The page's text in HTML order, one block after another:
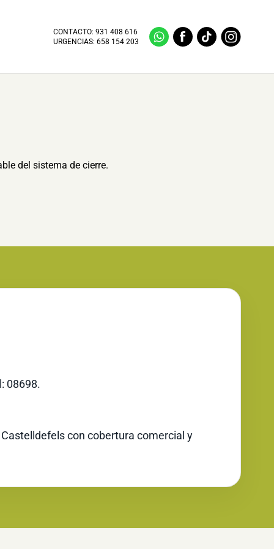
CONTACTO:931 408 616
URGENCIAS:658 154 203
del sistema de cierre.
08698.
con cobertura comercial y